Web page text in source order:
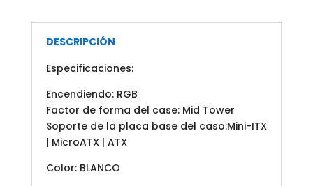
DESCRIPCIÓN
Especificaciones:
Encendiendo: RGB
Factor de forma del case: Mid Tower
Soporte de la placa base del caso:Mini-ITX
| MicroATX | ATX
Color: BLANCO